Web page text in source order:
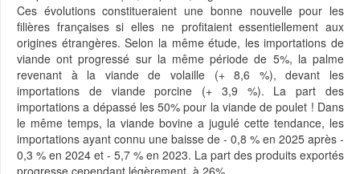
Ces évolutions constitueraient une bonne nouvelle pour les
filières françaises si elles ne profitaient essentiellement aux
origines étrangères. Selon la même étude, les importations de
viande ont progressé sur la même période de 5%, la palme
revenant à la viande de volaille (+ 8,6 %), devant les
importations de viande porcine (+ 3,9 %). La part des
importations a dépassé les 50% pour la viande de poulet ! Dans
le même temps, la viande bovine a jugulé cette tendance, les
importations ayant connu une baisse de - 0,8 % en 2025 après -
0,3 % en 2024 et - 5,7 % en 2023. La part des produits exportés
progresse cependant légèrement, à 26%.